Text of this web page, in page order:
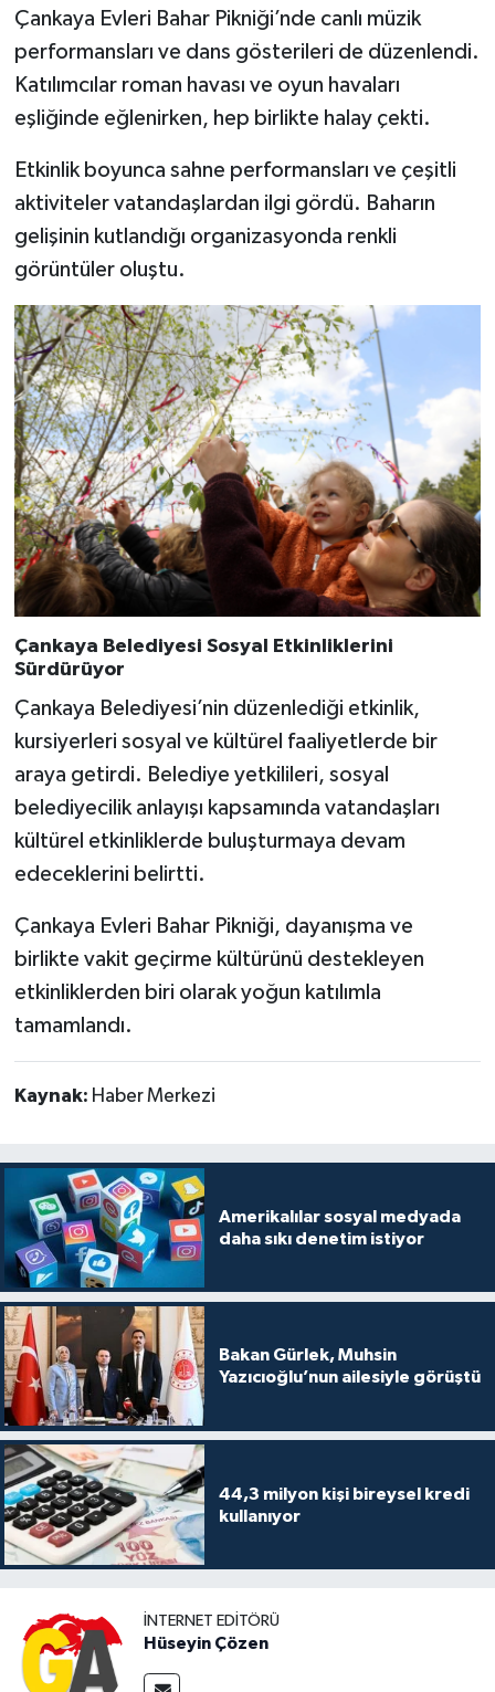
Çankaya Evleri Bahar Pikniği’nde canlı müzik
performansları ve dans gösterileri de düzenlendi.
Katılımcılar roman havası ve oyun havaları
eşliğinde eğlenirken, hep birlikte halay çekti.
Etkinlik boyunca sahne performansları ve çeşitli
aktiviteler vatandaşlardan ilgi gördü. Baharın
gelişinin kutlandığı organizasyonda renkli
görüntüler oluştu.
Çankaya Belediyesi Sosyal Etkinliklerini
Sürdürüyor
Çankaya Belediyesi’nin düzenlediği etkinlik,
kursiyerleri sosyal ve kültürel faaliyetlerde bir
araya getirdi. Belediye yetkilileri, sosyal
belediyecilik anlayışı kapsamında vatandaşları
kültürel etkinliklerde buluşturmaya devam
edeceklerini belirtti.
Çankaya Evleri Bahar Pikniği, dayanışma ve
birlikte vakit geçirme kültürünü destekleyen
etkinliklerden biri olarak yoğun katılımla
tamamlandı.
Kaynak: Haber Merkezi
Amerikalılar sosyal medyada
daha sıkı denetim istiyor
Bakan Gürlek, Muhsin
Yazıcıoğlu’nun ailesiyle görüştü
44,3 milyon kişi bireysel kredi
kullanıyor
İNTERNET EDITÖRÜ
Hüseyin Çözen